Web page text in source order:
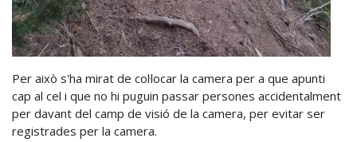
Per això s'ha mirat de col·locar la camera per a que apunti
cap al cel i que no hi puguin passar persones accidentalment
per davant del camp de visió de la camera, per evitar ser
registrades per la camera.